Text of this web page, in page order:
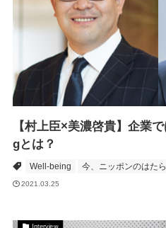
【村上臣×美濃啓貴】企業
gとは？
Well-being 今、ニッポンのはた
2021.03.25
Interview